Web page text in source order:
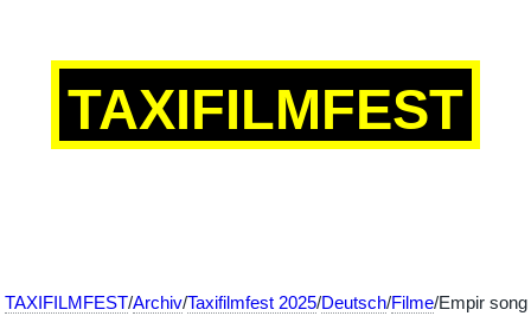
TAXIFILMFEST
TAXIFILMFEST/Archiv/Taxifilmfest 2025/Deutsch/Filme/Empir song